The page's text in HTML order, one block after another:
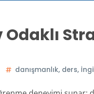
Odaklı
danışmanlık, ders,